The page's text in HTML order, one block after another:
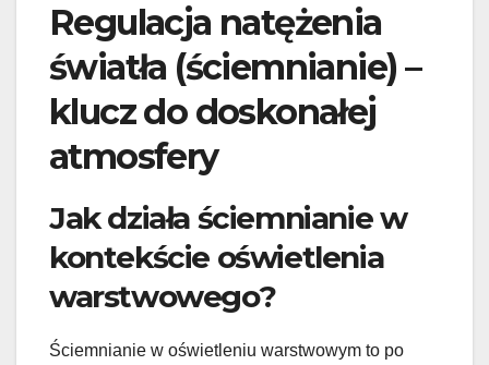
Regulacja natężenia
światła (ściemnianie) –
klucz do doskonałej
atmosfery
Jak działa ściemnianie w
kontekście oświetlenia
warstwowego?
Ściemnianie w oświetleniu warstwowym to po